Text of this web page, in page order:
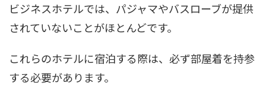
ビジネスホテルでは、パジャマやバスローブが提供
されていないことがほとんどです。
これらのホテルに宿泊する際は、必ず部屋着を持参
する必要があります。